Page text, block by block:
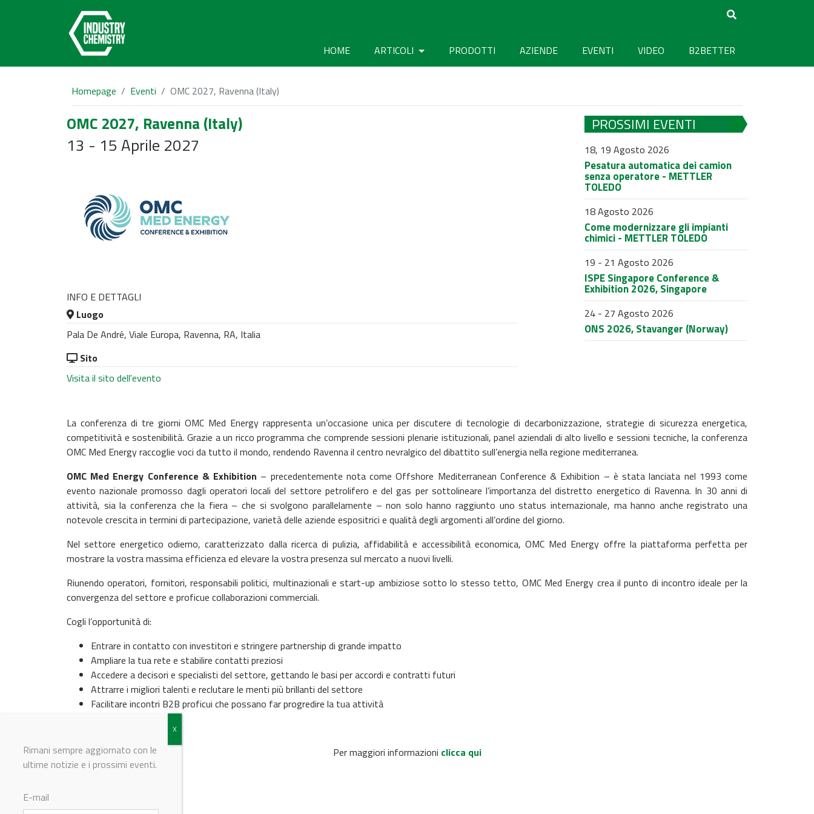
HOME ARTICOLI PRODOTTI AZIENDE EVENTI VIDEO B2BETTER
Homepage Eventi OMC 2027, Ravenna (Italy)
OMC 2027, Ravenna (Italy)
13 - 15 Aprile 2027
INFO E DETTAGLI
Luogo
Pala De André, Viale Europa, Ravenna, RA, Italia
Sito
Visita il sito dell'evento
PROSSIMI EVENTI
18, 19 Agosto 2026
Pesatura automatica dei camion
senza operatore - METTLER
TOLEDO
18 Agosto 2026
Come modernizzare gli impianti
chimici - METTLER TOLEDO
19 - 21 Agosto 2026
ISPE Singapore Conference &
Exhibition 2026, Singapore
24 - 27 Agosto 2026
ONS 2026, Stavanger (Norway)
La conferenza di tre giorni OMC Med Energy rappresenta un’occasione unica per discutere di tecnologie di decarbonizzazione, strategie di sicurezza energetica,
competitività e sostenibilità. Grazie a un ricco programma che comprende sessioni plenarie istituzionali, panel aziendali di alto livello e sessioni tecniche, la conferenza
OMC Med Energy raccoglie voci da tutto il mondo, rendendo Ravenna il centro nevralgico del dibattito sull’energia nella regione mediterranea.
OMC Med Energy Conference & Exhibition – precedentemente nota come Offshore Mediterranean Conference & Exhibition – è stata lanciata nel 1993 come
evento nazionale promosso dagli operatori locali del settore petrolifero e del gas per sottolineare l’importanza del distretto energetico di Ravenna. In 30 anni di
attività, sia la conferenza che la fiera – che si svolgono parallelamente – non solo hanno raggiunto uno status internazionale, ma hanno anche registrato una
notevole crescita in termini di partecipazione, varietà delle aziende espositrici e qualità degli argomenti all’ordine del giorno.
Nel settore energetico odierno, caratterizzato dalla ricerca di pulizia, affidabilità e accessibilità economica, OMC Med Energy offre la piattaforma perfetta per
mostrare la vostra massima efficienza ed elevare la vostra presenza sul mercato a nuovi livelli.
Riunendo operatori, fornitori, responsabili politici, multinazionali e start-up ambiziose sotto lo stesso tetto, OMC Med Energy crea il punto di incontro ideale per la
convergenza del settore e proficue collaborazioni commerciali.
Cogli l’opportunità di:
Entrare in contatto con investitori e stringere partnership di grande impatto
Ampliare la tua rete e stabilire contatti preziosi
Accedere a decisori e specialisti del settore, gettando le basi per accordi e contratti futuri
Attrarre i migliori talenti e reclutare le menti più brillanti del settore
Facilitare incontri B2B proficui che possano far progredire la tua attività
Per maggiori informazioni clicca qui
Rimani sempre aggiornato con le
ultime notizie e i prossimi eventi.
E-mail